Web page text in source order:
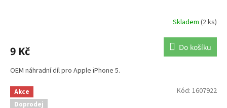
Skladem (2 ks)
9 Kč Do košíku
OEM náhradní díl pro Apple iPhone 5.
Akce
Doprodej
Kód: 1607922